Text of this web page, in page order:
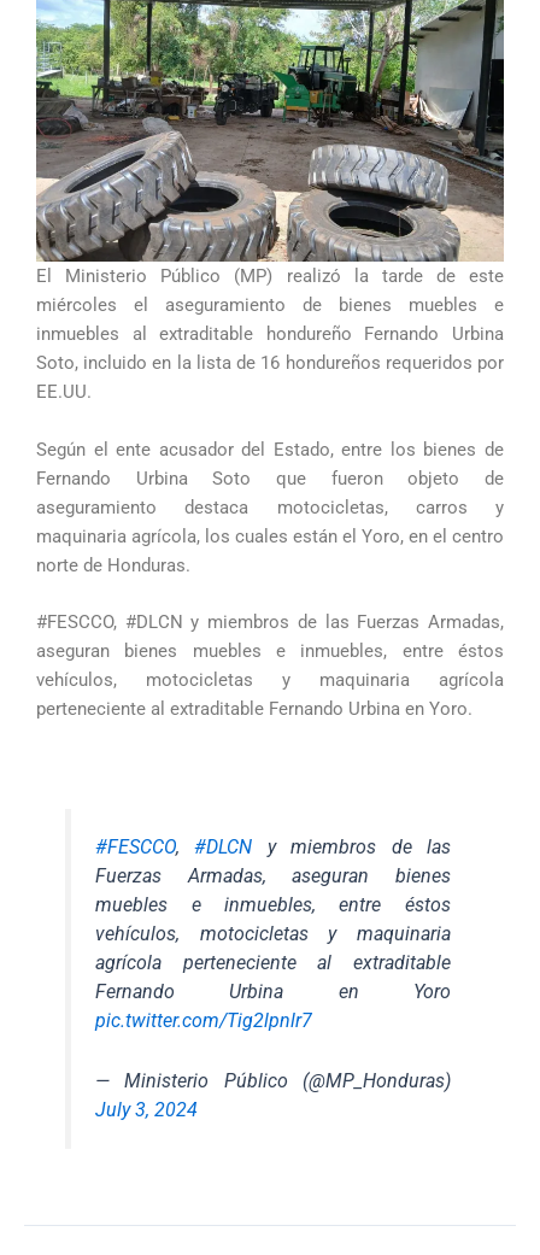
El Ministerio Público (MP) realizó la tarde de este
miércoles el aseguramiento de bienes muebles e
inmuebles al extraditable hondureño Fernando Urbina
Soto, incluido en la lista de 16 hondureños requeridos por
EE.UU.
Según el ente acusador del Estado, entre los bienes de
Fernando Urbina Soto que fueron objeto de
aseguramiento destaca motocicletas, carros y
maquinaria agrícola, los cuales están el Yoro, en el centro
norte de Honduras.
#FESCCO, #DLCN y miembros de las Fuerzas Armadas,
aseguran bienes muebles e inmuebles, entre éstos
vehículos, motocicletas y maquinaria agrícola
perteneciente al extraditable Fernando Urbina en Yoro.
#FESCCO,#DLCN y miembros de las
Fuerzas Armadas, aseguran bienes
muebles e inmuebles, entre éstos
vehículos, motocicletas y maquinaria
agrícola perteneciente al extraditable
Fernando Urbina en Yoro
pic.twitter.com/Tig2lpnlr7
— Ministerio Público (@MP_Honduras)
July 3, 2024